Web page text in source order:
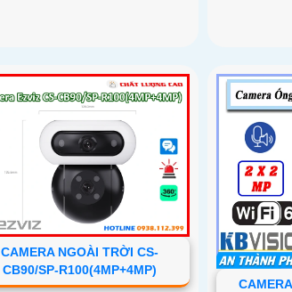
CAMERA NGOÀI TRỜI CS-
CB90/SP-R100(4MP+4MP)